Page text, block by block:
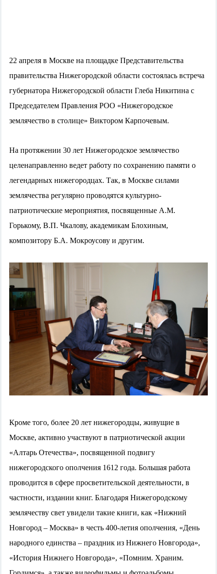
22 апреля в Москве на площадке Представительства
правительства Нижегородской области состоялась встреча
губернатора Нижегородской области Глеба Никитина с
Председателем Правления РОО «Нижегородское
землячество в столице» Виктором Карпочевым.
На протяжении 30 лет Нижегородское землячество
целенаправленно ведет работу по сохранению памяти о
легендарных нижегородцах. Так, в Москве силами
землячества регулярно проводятся культурно-
патриотические мероприятия, посвященные А.М.
Горькому, В.П. Чкалову, академикам Блохиным,
композитору Б.А. Мокроусову и другим.
Кроме того, более 20 лет нижегородцы, живущие в
Москве, активно участвуют в патриотической акции
«Алтарь Отечества», посвященной подвигу
нижегородского ополчения 1612 года. Большая работа
проводится в сфере просветительской деятельности, в
частности, издании книг. Благодаря Нижегородскому
землячеству свет увидели такие книги, как «Нижний
Новгород – Москва» в честь 400-летия ополчения, «День
народного единства – праздник из Нижнего Новгорода»,
«История Нижнего Новгорода», «Помним. Храним.